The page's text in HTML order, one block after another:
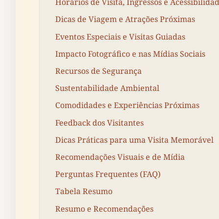
Dicas de Viagem e Atrações Próximas
Eventos Especiais e Visitas Guiadas
Impacto Fotográfico e nas Mídias Sociais
Recursos de Segurança
Sustentabilidade Ambiental
Comodidades e Experiências Próximas
Feedback dos Visitantes
Dicas Práticas para uma Visita Memorável
Recomendações Visuais e de Mídia
Perguntas Frequentes (FAQ)
Tabela Resumo
Resumo e Recomendações